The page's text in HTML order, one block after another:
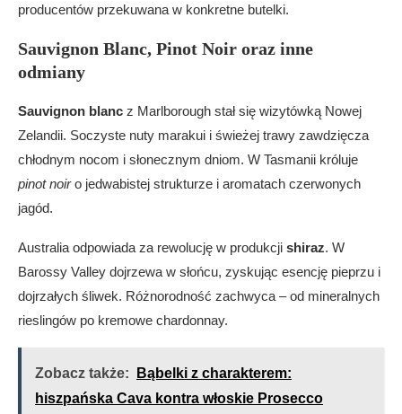
producentów przekuwana w konkretne butelki.
Sauvignon Blanc, Pinot Noir oraz inne
odmiany
Sauvignon blanc z Marlborough stał się wizytówką Nowej
Zelandii. Soczyste nuty marakui i świeżej trawy zawdzięcza
chłodnym nocom i słonecznym dniom. W Tasmanii króluje
pinot noiro jedwabistej strukturze i aromatach czerwonych
jagód.
Australia odpowiada za rewolucję w produkcji shiraz. W
Barossy Valley dojrzewa w słońcu, zyskując esencję pieprzu i
dojrzałych śliwek. Różnorodność zachwyca – od mineralnych
rieslingów po kremowe chardonnay.
Zobacz także:
Bąbelki z charakterem:
hiszpańska Cava kontra włoskie Prosecco